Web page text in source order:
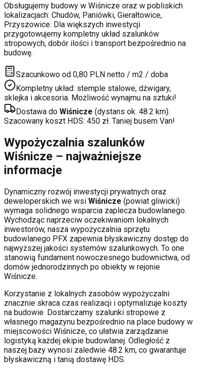
Obsługujemy budowy w Wiśnicze oraz w pobliskich
lokalizacjach: Chudów, Paniówki, Gierałtowice,
Przyszowice. Dla większych inwestycji
przygotowujemy kompletny układ szalunków
stropowych, dobór ilości i transport bezpośrednio na
budowę.
Szacunkowo od 0,80 PLN netto / m2 / doba
Kompletny układ: stemple stalowe, dźwigary,
sklejka i akcesoria. Możliwość wynajmu na sztuki!
Dostawa do Wiśnicze (dystans ok. 48.2 km).
Szacowany koszt HDS: 450 zł. Taniej busem Van!
Wypożyczalnia szalunków
Wiśnicze – najważniejsze
informacje
Dynamiczny rozwój inwestycji prywatnych oraz
deweloperskich we wsi Wiśnicze (powiat gliwicki)
wymaga solidnego wsparcia zaplecza budowlanego.
Wychodząc naprzeciw oczekiwaniom lokalnych
inwestorów, nasza wypożyczalnia sprzętu
budowlanego PFX zapewnia błyskawiczny dostęp do
najwyższej jakości systemów szalunkowych. To one
stanowią fundament nowoczesnego budownictwa, od
domów jednorodzinnych po obiekty w rejonie
Wiśnicze.
Korzystanie z lokalnych zasobów wypożyczalni
znacznie skraca czas realizacji i optymalizuje koszty
na budowie. Dostarczamy szalunki stropowe z
własnego magazynu bezpośrednio na place budowy w
miejscowości Wiśnicze, co ułatwia zarządzanie
logistyką każdej ekipie budowlanej. Odległość z
naszej bazy wynosi zaledwie 48.2 km, co gwarantuje
błyskawiczną i tanią dostawę HDS.